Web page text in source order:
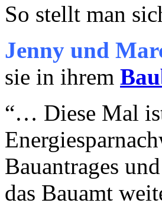
So stellt man
Jenny und
sie in ihrem
“… Diese Mal
Bauantrages
das Bauamt